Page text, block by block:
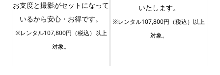
お支度と撮影がセットになって
いるから安心・お得です。
※レンタル107,800円（税込）以上
対象。
いたします。
※レンタル107,800円（税込）以上
対象。